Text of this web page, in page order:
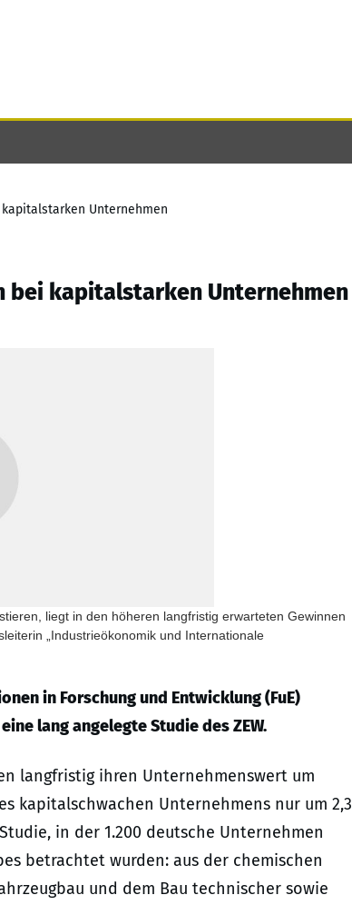
Unternehmen
bei kapitalstarken Unternehmen
liegt in den höheren langfristig erwarteten Gewinnen
„Industrieökonomik und Internationale
in Forschung und Entwicklung (FuE)
lang angelegte Studie des ZEW.
langfristig ihren Unternehmenswert um
kapitalschwachen Unternehmens nur um 2,3
in der 1.200 deutsche Unternehmen
betrachtet wurden: aus der chemischen
und dem Bau technischer sowie